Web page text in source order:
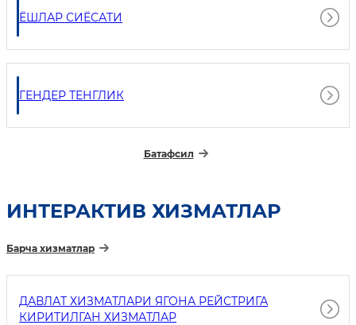
ЁШЛАР СИЁСАТИ
ГЕНДЕР ТЕНГЛИК
Батафсил
ИНТEРАКТИВ ХИЗМАТЛАР
Барча хизматлар
ДАВЛАТ ХИЗМАТЛАРИ ЯГОНА РЕЙСТРИГА
КИРИТИЛГАН ХИЗМАТЛАР